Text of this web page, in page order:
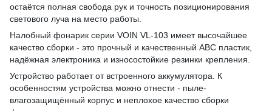
остаётся полная свобода рук и точность позиционирования
светового луча на место работы.
Налобный фонарик серии VOIN VL-103 имеет высочайшее
качество сборки - это прочный и качественный АВС пластик,
надёжная электроника и износостойкие резинки крепления.
Устройство работает от встроенного аккумулятора. К
особенностям устройства можно отнести - пыле-
влагозащищённый корпус и неплохое качество сборки